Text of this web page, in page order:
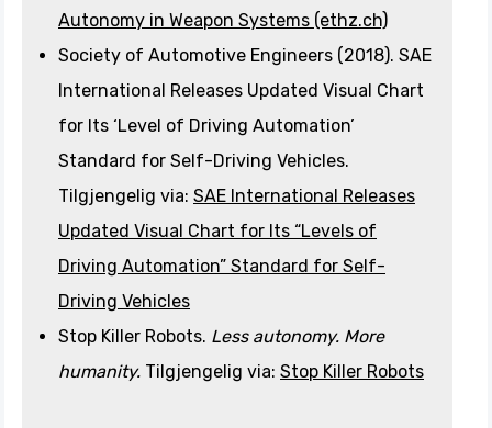
Autonomy in Weapon Systems (ethz.ch)
Society of Automotive Engineers (2018). SAE
International Releases Updated Visual Chart
for Its ‘Level of Driving Automation’
Standard for Self-Driving Vehicles.
Tilgjengelig via: SAE International Releases
Updated Visual Chart for Its “Levels of
Driving Automation” Standard for Self-
Driving Vehicles
Stop Killer Robots. Less autonomy. More
humanity. Tilgjengelig via: Stop Killer Robots